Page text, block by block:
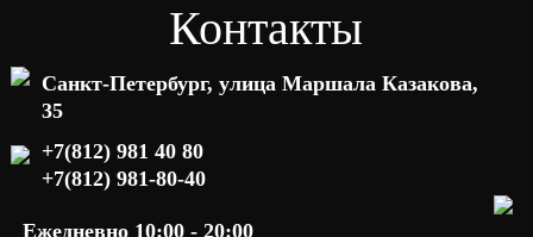
Контакты
Санкт-Петербург, улица Маршала Казакова,
35
+7(812) 981 40 80
+7(812) 981-80-40
Ежедневно 10:00 - 20:00